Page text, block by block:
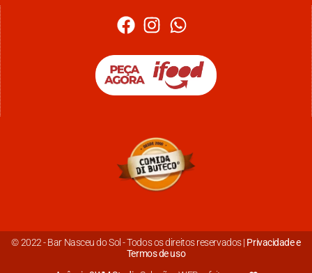
© 2022 - Bar Nasceu do Sol - Todos os direitos reservados | Privacidade e
Termos de uso